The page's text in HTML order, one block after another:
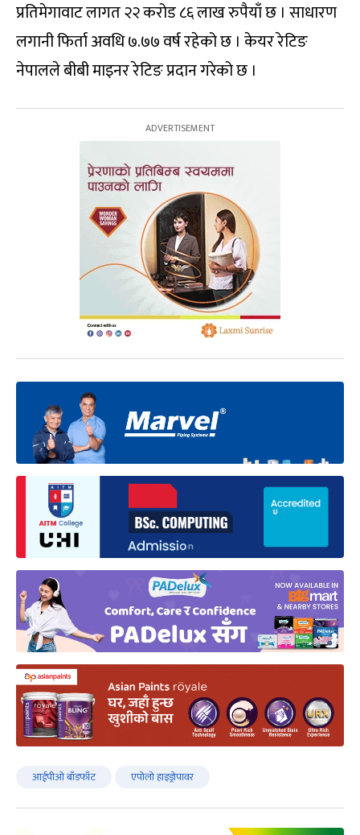
प्रतिमेगावाट लागत २२ करोड ८६ लाख रुपैयाँ छ । साधारण
लगानी फिर्ता अवधि ७.७७ वर्ष रहेको छ । केयर रेटिङ
नेपालले बीबी माइनर रेटिङ प्रदान गरेको छ ।
आईपीओ बाँडफाँट एपोलो हाइड्रोपावर